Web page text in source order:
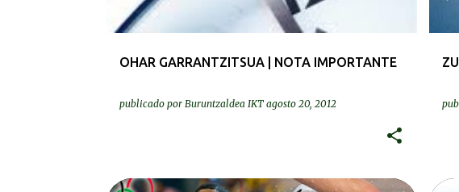
OHAR GARRANTZITSUA | NOTA IMPORTANTE
publicado por Buruntzaldea IKT agosto 20, 2012